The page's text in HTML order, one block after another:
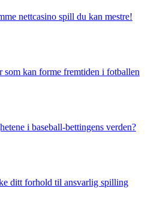
nettcasino spill du kan mestre!
som kan forme fremtiden i fotballen
i baseball-bettingens verden?
ditt forhold til ansvarlig spilling